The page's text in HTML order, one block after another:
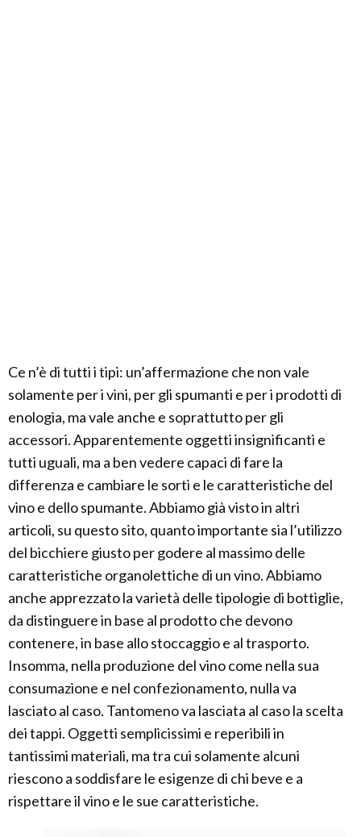
Ce n’è di tutti i tipi: un’affermazione che non vale
solamente per i vini, per gli spumanti e per i prodotti di
enologia, ma vale anche e soprattutto per gli
accessori. Apparentemente oggetti insignificanti e
tutti uguali, ma a ben vedere capaci di fare la
differenza e cambiare le sorti e le caratteristiche del
vino e dello spumante. Abbiamo già visto in altri
articoli, su questo sito, quanto importante sia l’utilizzo
del bicchiere giusto per godere al massimo delle
caratteristiche organolettiche di un vino. Abbiamo
anche apprezzato la varietà delle tipologie di bottiglie,
da distinguere in base al prodotto che devono
contenere, in base allo stoccaggio e al trasporto.
Insomma, nella produzione del vino come nella sua
consumazione e nel confezionamento, nulla va
lasciato al caso. Tantomeno va lasciata al caso la scelta
dei tappi. Oggetti semplicissimi e reperibili in
tantissimi materiali, ma tra cui solamente alcuni
riescono a soddisfare le esigenze di chi beve e a
rispettare il vino e le sue caratteristiche.